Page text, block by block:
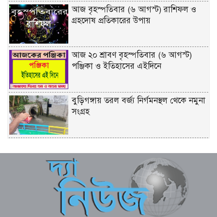
আজ বৃহস্পতিবার (৬ আগস্ট) রাশিফল ও
গ্রহদোষ প্রতিকারের উপায়
আজ ২০ শ্রাবণ বৃহস্পতিবার (৬ আগস্ট)
পঞ্জিকা ও ইতিহাসের এইদিনে
বুড়িগঙ্গায় তরল বর্জ্য নির্গমনস্থল থেকে নমুনা
সংগ্রহ
ভিডিও ধারণ, তিন কিশোর গ্রেপ্তার
টানা ৫ দিন অনশনের পর বিয়ে, তিন মাস পর
মিলল মোনিয়ার ঝুলন্ত লাশ